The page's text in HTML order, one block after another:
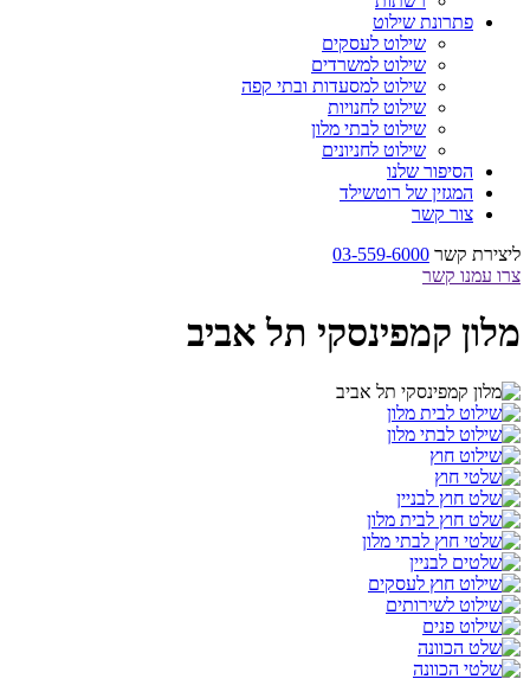
פתרונת שילוט
שילוט לעסקים
שילוט למשרדים
שילוט למסעדות ובתי קפה
שילוט לחנויות
שילוט לבתי מלון
שילוט לחניונים
הסיפור שלנו
המגזין של רוטשילד
צור קשר
ליצירת קשר 03-559-6000
צרו עמנו קשר
מלון קמפינסקי תל אביב